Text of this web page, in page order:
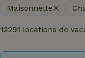
Maisonnette
12251 locations de